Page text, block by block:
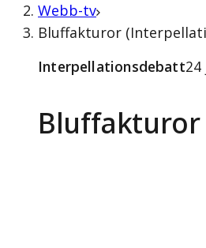
Webb-tv
Bluffakturor
Bluffakturor
Interpellationsdebatt24